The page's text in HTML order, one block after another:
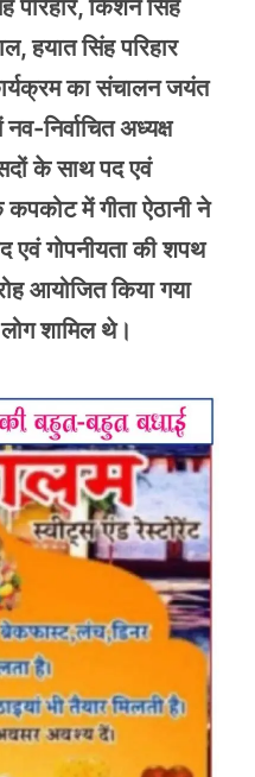
परिहार, किशन सिंह
हयात सिंह परिहार
का संचालन जयंत
निर्वाचित अध्यक्ष
के साथ पद एवं
में गीता ऐठानी ने
गोपनीयता की शपथ
आयोजित किया गया
शामिल थे।